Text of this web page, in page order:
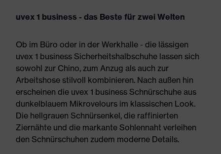
uvex 1 business - das Beste für zwei Welten
Ob im Büro oder in der Werkhalle - die lässigen
uvex 1 business Sicherheitshalbschuhe lassen sich
sowohl zur Chino, zum Anzug als auch zur
Arbeitshose stilvoll kombinieren. Nach außen hin
erscheinen die uvex 1 business Schnürschuhe aus
dunkelblauem Mikrovelours im klassischen Look.
Die hellgrauen Schnürsenkel, die raffinierten
Ziernähte und die markante Sohlennaht verleihen
den Schnürschuhen zudem moderne Details.